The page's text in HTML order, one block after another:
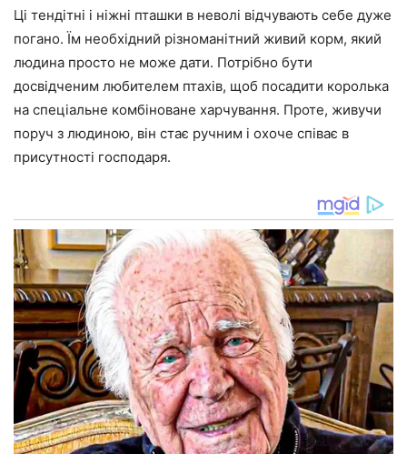
Ці тендітні і ніжні пташки в неволі відчувають себе дуже
погано. Їм необхідний різноманітний живий корм, який
людина просто не може дати. Потрібно бути
досвідченим любителем птахів, щоб посадити королька
на спеціальне комбіноване харчування. Проте, живучи
поруч з людиною, він стає ручним і охоче співає в
присутності господаря.